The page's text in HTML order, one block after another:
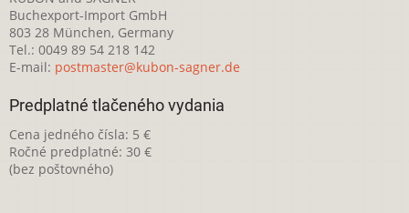
Buchexport-Import GmbH
803 28 München, Germany
Tel.: 0049 89 54 218 142
E-mail: postmaster@kubon-sagner.de
Predplatné tlačeného vydania
Cena jedného čísla: 5 €
Ročné predplatné: 30 €
(bez poštovného)